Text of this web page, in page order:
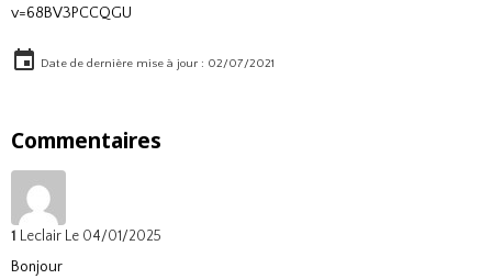
v=68BV3PCCQGU
Date de dernière mise à jour : 02/07/2021
Commentaires
1 Leclair Le 04/01/2025
Bonjour